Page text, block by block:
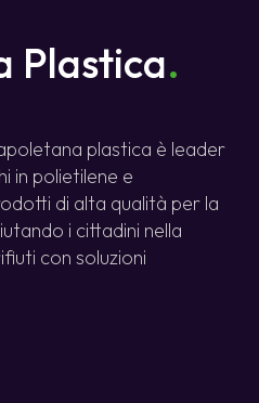
Plastica.
plastica è leader
in polietilene e
di alta qualità per la
i cittadini nella
con soluzioni